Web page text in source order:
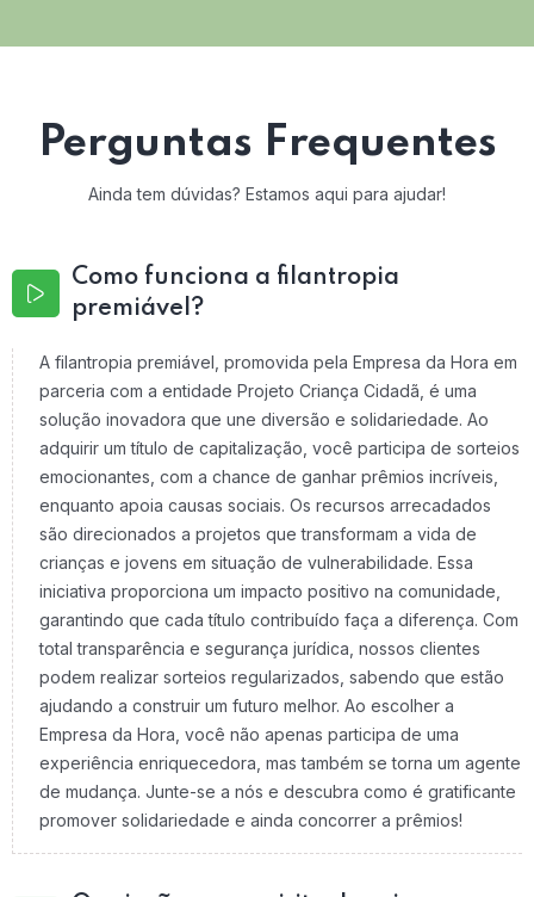
Perguntas Frequentes
Ainda tem dúvidas? Estamos aqui para ajudar!
Como funciona a filantropia
premiável?
A filantropia premiável, promovida pela Empresa da Hora em
parceria com a entidade Projeto Criança Cidadã, é uma
solução inovadora que une diversão e solidariedade. Ao
adquirir um título de capitalização, você participa de sorteios
emocionantes, com a chance de ganhar prêmios incríveis,
enquanto apoia causas sociais. Os recursos arrecadados
são direcionados a projetos que transformam a vida de
crianças e jovens em situação de vulnerabilidade. Essa
iniciativa proporciona um impacto positivo na comunidade,
garantindo que cada título contribuído faça a diferença. Com
total transparência e segurança jurídica, nossos clientes
podem realizar sorteios regularizados, sabendo que estão
ajudando a construir um futuro melhor. Ao escolher a
Empresa da Hora, você não apenas participa de uma
experiência enriquecedora, mas também se torna um agente
de mudança. Junte-se a nós e descubra como é gratificante
promover solidariedade e ainda concorrer a prêmios!